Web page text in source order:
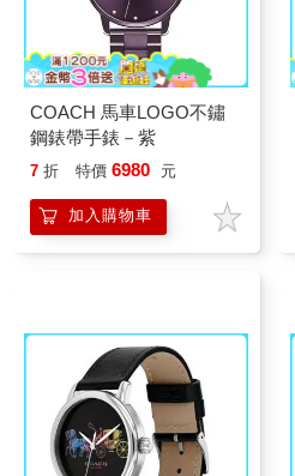
COACH 馬車LOGO不鏽
鋼錶帶手錶－紫
7 折 特價 6980 元
加入購物車